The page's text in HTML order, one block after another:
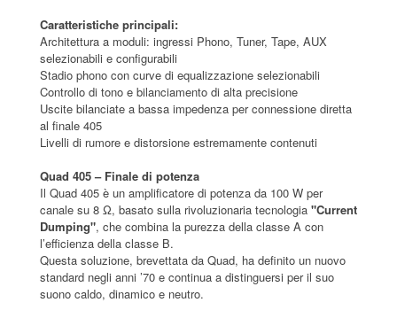
Caratteristiche principali:
Architettura a moduli: ingressi Phono, Tuner, Tape, AUX
selezionabili e configurabili
Stadio phono con curve di equalizzazione selezionabili
Controllo di tono e bilanciamento di alta precisione
Uscite bilanciate a bassa impedenza per connessione diretta
al finale 405
Livelli di rumore e distorsione estremamente contenuti
Quad 405 – Finale di potenza
Il Quad 405 è un amplificatore di potenza da 100 W per
canale su 8 Ω, basato sulla rivoluzionaria tecnologia "Current
Dumping", che combina la purezza della classe A con
l’efficienza della classe B.
Questa soluzione, brevettata da Quad, ha definito un nuovo
standard negli anni ’70 e continua a distinguersi per il suo
suono caldo, dinamico e neutro.